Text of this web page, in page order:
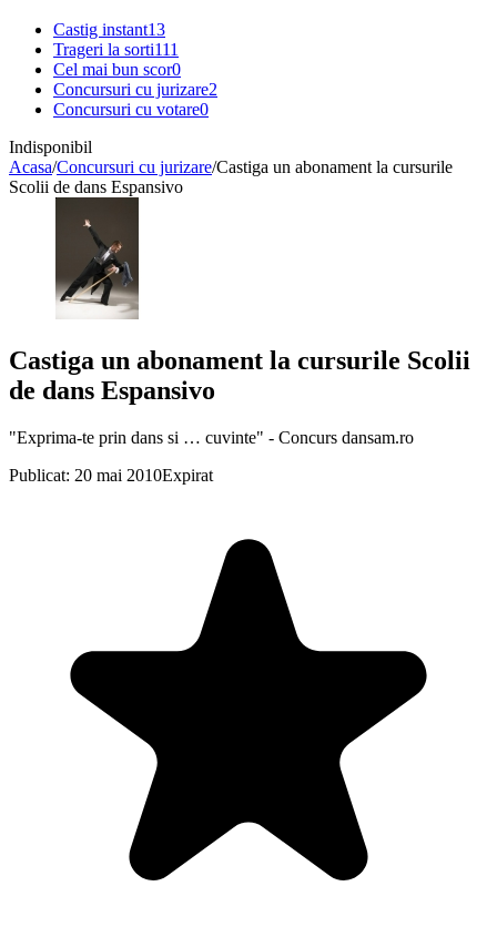
Castig instant13
Trageri la sorti111
Cel mai bun scor0
Concursuri cu jurizare2
Concursuri cu votare0
Indisponibil
Acasa/Concursuri cu jurizare/Castiga un abonament la cursurile
Scolii de dans Espansivo
Castiga un abonament la cursurile Scolii
de dans Espansivo
"Exprima-te prin dans si … cuvinte" - Concurs dansam.ro
Publicat: 20 mai 2010Expirat